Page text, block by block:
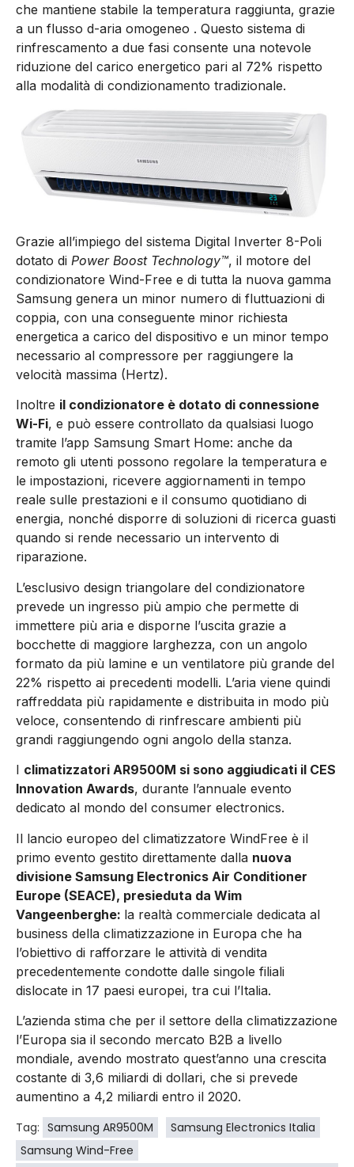
che mantiene stabile la temperatura raggiunta, grazie
a un flusso d-aria omogeneo . Questo sistema di
rinfrescamento a due fasi consente una notevole
riduzione del carico energetico pari al 72% rispetto
alla modalità di condizionamento tradizionale.
Grazie all’impiego del sistema Digital Inverter 8-Poli
dotato di Power Boost Technology™, il motore del
condizionatore Wind-Free e di tutta la nuova gamma
Samsung genera un minor numero di fluttuazioni di
coppia, con una conseguente minor richiesta
energetica a carico del dispositivo e un minor tempo
necessario al compressore per raggiungere la
velocità massima (Hertz).
Inoltre il condizionatore è dotato di connessione
Wi-Fi, e può essere controllato da qualsiasi luogo
tramite l’app Samsung Smart Home: anche da
remoto gli utenti possono regolare la temperatura e
le impostazioni, ricevere aggiornamenti in tempo
reale sulle prestazioni e il consumo quotidiano di
energia, nonché disporre di soluzioni di ricerca guasti
quando si rende necessario un intervento di
riparazione.
L’esclusivo design triangolare del condizionatore
prevede un ingresso più ampio che permette di
immettere più aria e disporne l’uscita grazie a
bocchette di maggiore larghezza, con un angolo
formato da più lamine e un ventilatore più grande del
22% rispetto ai precedenti modelli. L’aria viene quindi
raffreddata più rapidamente e distribuita in modo più
veloce, consentendo di rinfrescare ambienti più
grandi raggiungendo ogni angolo della stanza.
I climatizzatori AR9500M si sono aggiudicati il CES
Innovation Awards, durante l’annuale evento
dedicato al mondo del consumer electronics.
Il lancio europeo del climatizzatore WindFree è il
primo evento gestito direttamente dalla nuova
divisione Samsung Electronics Air Conditioner
Europe (SEACE), presieduta da Wim
Vangeenberghe: la realtà commerciale dedicata al
business della climatizzazione in Europa che ha
l’obiettivo di rafforzare le attività di vendita
precedentemente condotte dalle singole filiali
dislocate in 17 paesi europei, tra cui l’Italia.
L’azienda stima che per il settore della climatizzazione
l’Europa sia il secondo mercato B2B a livello
mondiale, avendo mostrato quest’anno una crescita
costante di 3,6 miliardi di dollari, che si prevede
aumentino a 4,2 miliardi entro il 2020.
Tag: Samsung AR9500M
Samsung Electronics Italia
Samsung Wind-Free